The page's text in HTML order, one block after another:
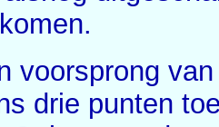
voorsprong
drie punten